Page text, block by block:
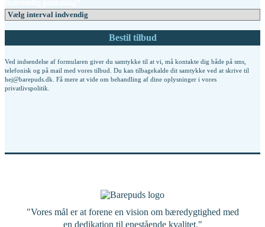
Ved indsendelse af formularen giver du samtykke til at vi, må kontakte dig både på sms,
telefonisk og på mail med vores tilbud. Du kan tilbagekalde dit samtykke ved at skrive til
hej@barepuds.dk. Få mere at vide om behandling af dine oplysninger i vores
privatlivspolitik
"Vores mål er at forene en vision om bæredygtighed med
en dedikation til enestående kvalitet."